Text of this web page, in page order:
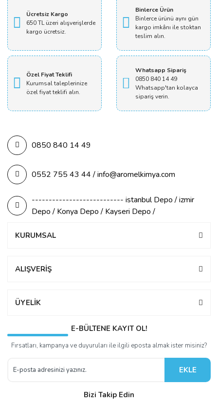
Ücretsiz Kargo
650 TL üzeri alışverişlerde
kargo ücretsiz.
Binlerce Ürün
Binlerce ürünü aynı gün
kargo imkânı ile stoktan
teslim alın.
Özel Fiyat Teklifi
Kurumsal taleplerinize
özel fiyat teklifi alın.
Whatsapp Sipariş
0850 840 14 49
Whatsapp'tan kolayca
sipariş verin.
0850 840 14 49
0552 755 43 44 / info@aromelkimya.com
--------------------------- istanbul Depo / izmir
Depo / Konya Depo / Kayseri Depo /
KURUMSAL
ALIŞVERİŞ
ÜYELİK
E-BÜLTENE KAYIT OL!
Fırsatları, kampanya ve duyuruları ile ilgili eposta almak ister misiniz?
EKLE
Bizi Takip Edin